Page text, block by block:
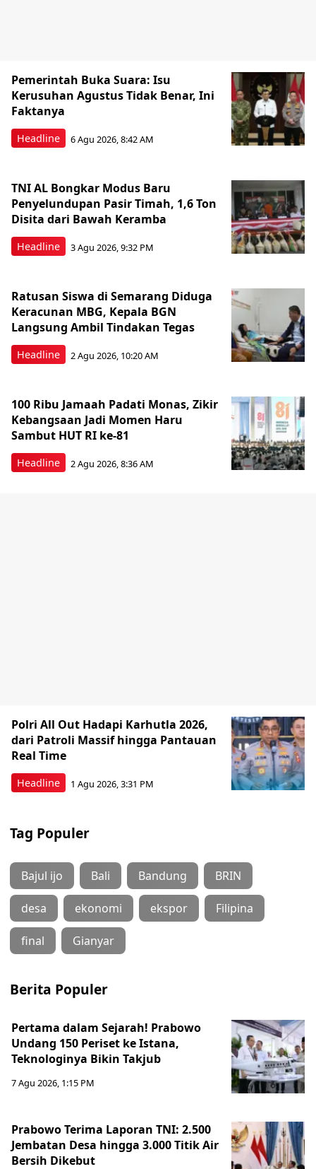
Headline
Pemerintah Buka Suara: Isu
Kerusuhan Agustus Tidak Benar, Ini
Faktanya
6 Agu 2026, 8:42 AM
Headline
TNI AL Bongkar Modus Baru
Penyelundupan Pasir Timah, 1,6 Ton
Disita dari Bawah Keramba
3 Agu 2026, 9:32 PM
Headline
Ratusan Siswa di Semarang Diduga
Keracunan MBG, Kepala BGN
Langsung Ambil Tindakan Tegas
2 Agu 2026, 10:20 AM
Headline
100 Ribu Jamaah Padati Monas, Zikir
Kebangsaan Jadi Momen Haru
Sambut HUT RI ke-81
2 Agu 2026, 8:36 AM
Headline
Polri All Out Hadapi Karhutla 2026,
dari Patroli Massif hingga Pantauan
Real Time
1 Agu 2026, 3:31 PM
Tag Populer
Bajul ijo Bali Bandung BRIN
desa ekonomi ekspor Filipina
final Gianyar
Berita Populer
Pertama dalam Sejarah! Prabowo
Undang 150 Periset ke Istana,
Teknologinya Bikin Takjub
7 Agu 2026, 1:15 PM
Prabowo Terima Laporan TNI: 2.500
Jembatan Desa hingga 3.000 Titik Air
Bersih Dikebut